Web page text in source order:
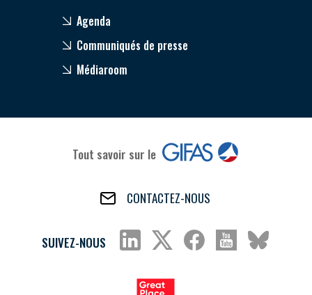
Agenda
Communiqués de presse
Médiaroom
Tout savoir sur le
CONTACTEZ-NOUS
SUIVEZ-NOUS